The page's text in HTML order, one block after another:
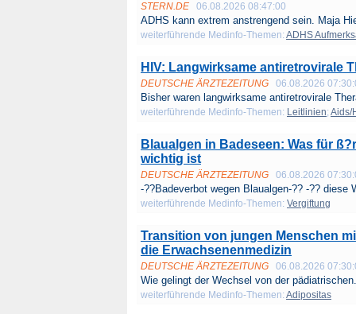
STERN.DE 06.08.2026 08:47:00
ADHS kann extrem anstrengend sein. Maja
weiterführende Medinfo-Themen: ADHS
HIV: Langwirksame antiretrovirale
DEUTSCHE ÄRZTEZEITUNG 06.08.2026
Bisher waren langwirksame antiretrovirale
weiterführende Medinfo-Themen: Leitlinien; Aids/
Blaualgen in Badeseen: Was für
wichtig ist
DEUTSCHE ÄRZTEZEITUNG 06.08.2026
-??Badeverbot wegen Blaualgen-?? -?? diese
weiterführende Medinfo-Themen: Vergiftung
Transition von jungen Menschen
die Erwachsenenmedizin
DEUTSCHE ÄRZTEZEITUNG 06.08.2026
Wie gelingt der Wechsel von der
weiterführende Medinfo-Themen: Adipositas